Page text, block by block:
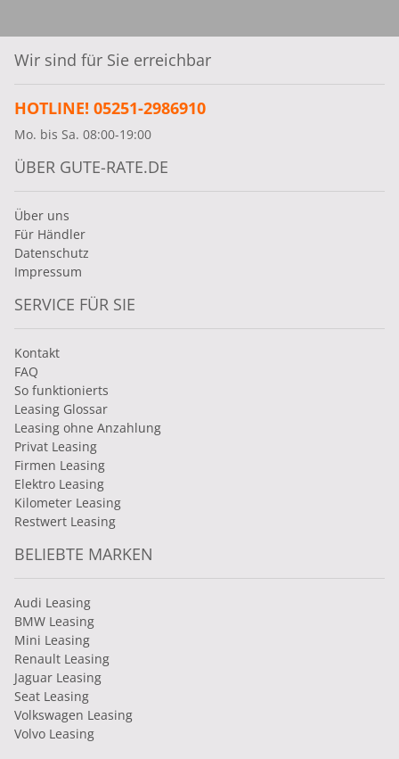
Wir sind für Sie erreichbar
HOTLINE! 05251-2986910
Mo. bis Sa. 08:00-19:00
ÜBER GUTE-RATE.DE
Über uns
Für Händler
Datenschutz
Impressum
SERVICE FÜR SIE
Kontakt
FAQ
So funktionierts
Leasing Glossar
Leasing ohne Anzahlung
Privat Leasing
Firmen Leasing
Elektro Leasing
Kilometer Leasing
Restwert Leasing
BELIEBTE MARKEN
Audi Leasing
BMW Leasing
Mini Leasing
Renault Leasing
Jaguar Leasing
Seat Leasing
Volkswagen Leasing
Volvo Leasing